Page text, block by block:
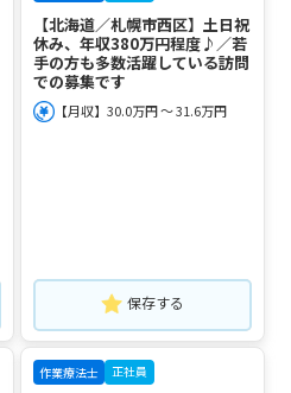
【北海道／札幌市西区】土日祝
休み、年収380万円程度♪／若
手の方も多数活躍している訪問
での募集です
【月収】30.0万円 ～ 31.6万円
保存する
作業療法士 正社員